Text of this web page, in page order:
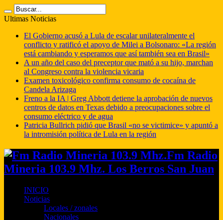
Ultimas Noticias
El Gobierno acusó a Lula de escalar unilateralmente el
conflicto y ratificó el apoyo de Milei a Bolsonaro: «La región
está cambiando y esperamos que así también sea en Brasil»
A un año del caso del preceptor que mató a su hijo, marchan
al Congreso contra la violencia vicaria
Examen toxicológico confirma consumo de cocaína de
Candela Arizaga
Freno a la IA | Greg Abbott detiene la aprobación de nuevos
centros de datos en Texas debido a preocupaciones sobre el
consumo eléctrico y de agua
Patricia Bullrich pidió que Brasil «no se victimice» y apuntó a
la intromisión política de Lula en la región
Fm Radio
Mineria 103.9 Mhz. Los Berros San Juan
INICIO
Noticias
Locales / zonales
Nacionales